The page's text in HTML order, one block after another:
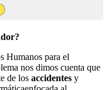
Humanos para el
nos dimos cuenta que
de los accidentes y